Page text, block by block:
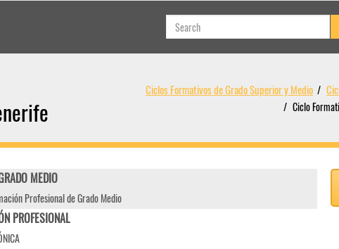
Ciclos Formativos de Grado Superior y Medio
Ciclo
MEDIO
Profesional de Grado Medio
PROFESIONAL